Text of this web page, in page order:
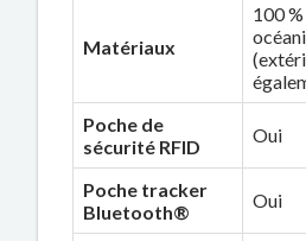
Matériaux
100
Poche de
sécurité RFID
Oui
Poche tracker
Bluetooth®
Oui